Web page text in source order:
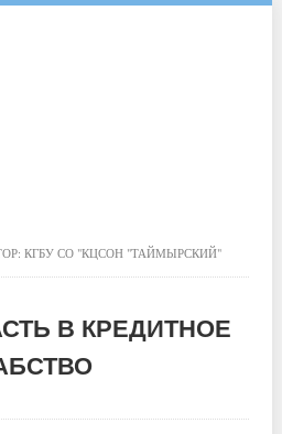
КГБУ СО "КЦСОН "ТАЙМЫРСКИЙ"
В КРЕДИТНОЕ